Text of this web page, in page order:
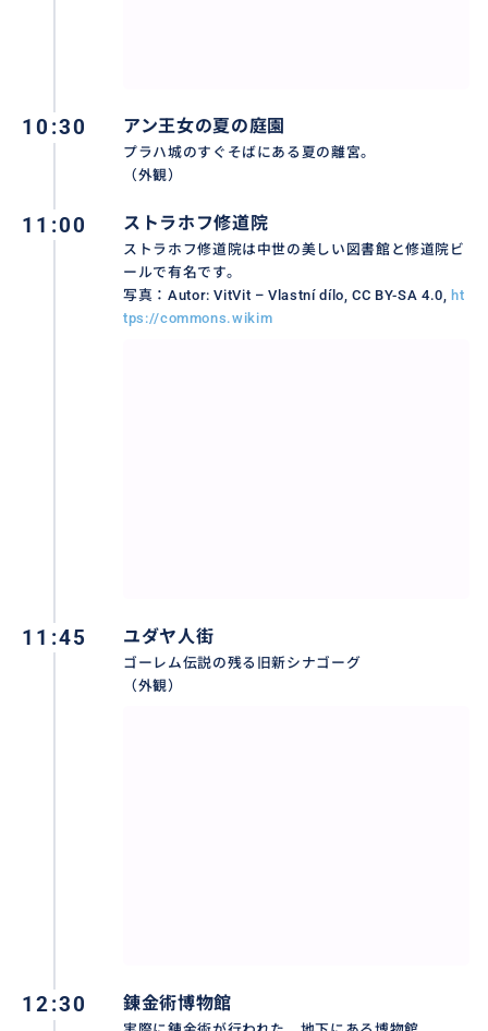
10:30 アン王女の夏の庭園
プラハ城のすぐそばにある夏の離宮。
（外観）
11:00 ストラホフ修道院
ストラホフ修道院は中世の美しい図書館と修道院ビ
ールで有名です。
写真：Autor: VitVit – Vlastní dílo, CC BY-SA 4.0, ht
tps://commons.wikim
11:45 ユダヤ人街
ゴーレム伝説の残る旧新シナゴーグ
（外観）
12:30 錬金術博物館